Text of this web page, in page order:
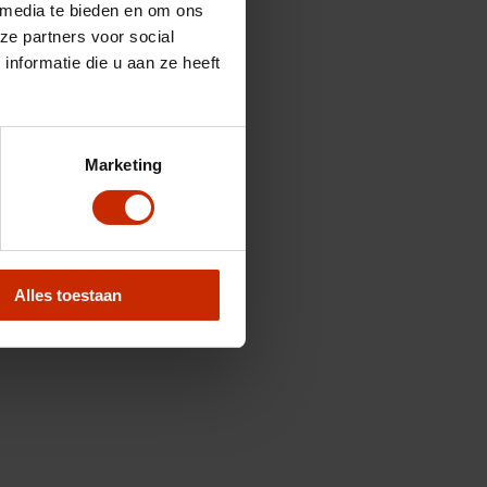
te bieden en om ons
partners voor social
die u aan ze heeft
Marketing
Alles toestaan